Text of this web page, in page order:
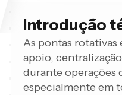
Introdução
As pontas rotativas
apoio,
durante operações
especialmente em